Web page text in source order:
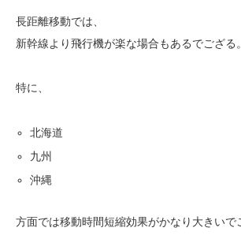
長距離移動では、
新幹線より飛行機が楽な場合もあるでござる。
特に、
北海道
九州
沖縄
方面では移動時間短縮効果がかなり大きいで